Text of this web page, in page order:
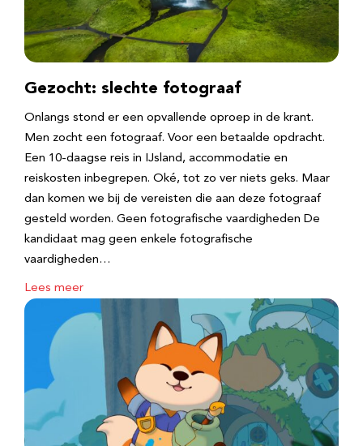
Gezocht: slechte fotograaf
Onlangs stond er een opvallende oproep in de krant.
Men zocht een fotograaf. Voor een betaalde opdracht.
Een 10-daagse reis in IJsland, accommodatie en
reiskosten inbegrepen. Oké, tot zo ver niets geks. Maar
dan komen we bij de vereisten die aan deze fotograaf
gesteld worden. Geen fotografische vaardigheden De
kandidaat mag geen enkele fotografische
vaardigheden…
Lees meer